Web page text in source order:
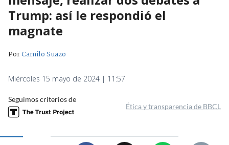
Trump: así le respondió el
magnate
PorCamilo Suazo
Miércoles 15 mayo de 2024 | 11:57
Seguimos criterios de
Ética y transparencia de BBCL